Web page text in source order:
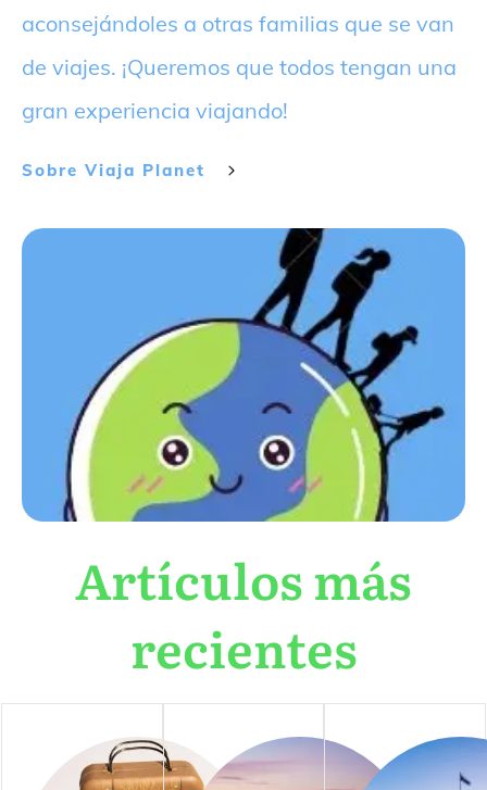
aconsejándoles a otras familias que se van
de viajes. ¡Queremos que todos tengan una
gran experiencia viajando!
Sobre Viaja Planet
Artículos más
recientes